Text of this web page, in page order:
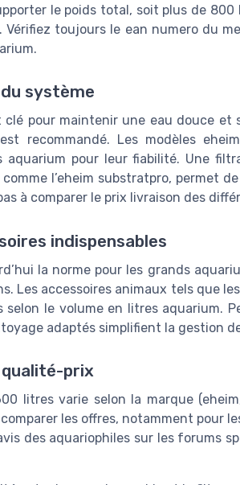
le poids total, soit plus de
Vérifiez toujours le ean numero du
système
pour maintenir une eau douce et
recommandé. Les modèles
aquarium pour leur fiabilité. Une
l’eheim substratpro, permet
à comparer le prix livraison des
indispensables
la norme pour les grands
Les accessoires animaux tels que
selon le volume en litres aquarium.
adaptés simplifient la gestion
prix
litres varie selon la marque
les offres, notamment pour
des aquariophiles sur les forums